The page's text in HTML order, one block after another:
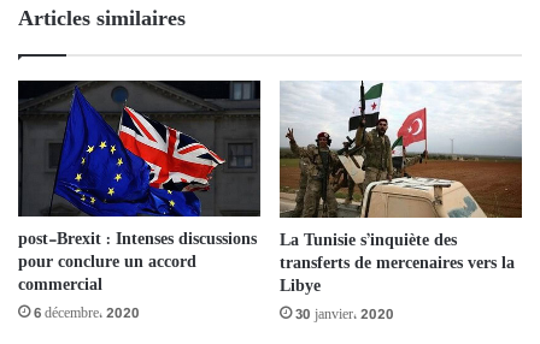
Articles similaires
post-Brexit : Intenses discussions
pour conclure un accord
commercial
6 décembre، 2020
La Tunisie s’inquiète des
transferts de mercenaires vers la
Libye
30 janvier، 2020